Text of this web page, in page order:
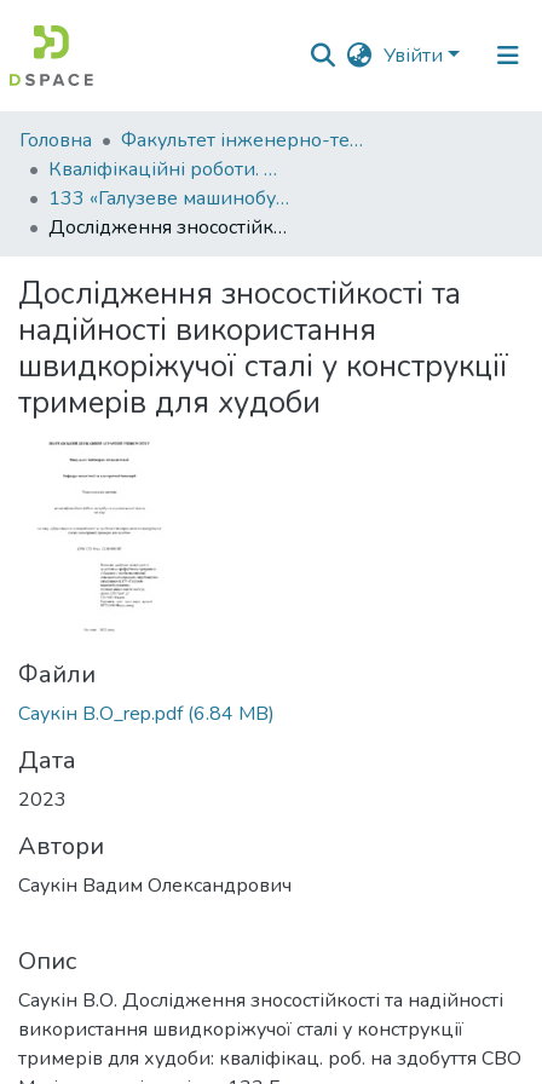
Увійти
Фонди
та
зібрання
Пошук за критеріями
Статистика
Головна
Факультет інженерно-технологічний
Кваліфікаційні роботи. Факультет інженерно-технологічний
133 «Галузеве машинобудування» - Магістри 2023-2024
Дослідження зносостійкості та надійності використання швидкоріжучої сталі у конструкції тримерів для худоби
Дослідження зносостійкості та
надійності використання
швидкоріжучої сталі у конструкції
тримерів для худоби
Файли
Саукін В.О_rep.pdf(6.84 MB)
Дата
2023
Автори
Саукін Вадим Олександрович
Опис
Саукін В.О. Дослідження зносостійкості та надійності
використання швидкоріжучої сталі у конструкції
тримерів для худоби: кваліфікац. роб. на здобуття СВО